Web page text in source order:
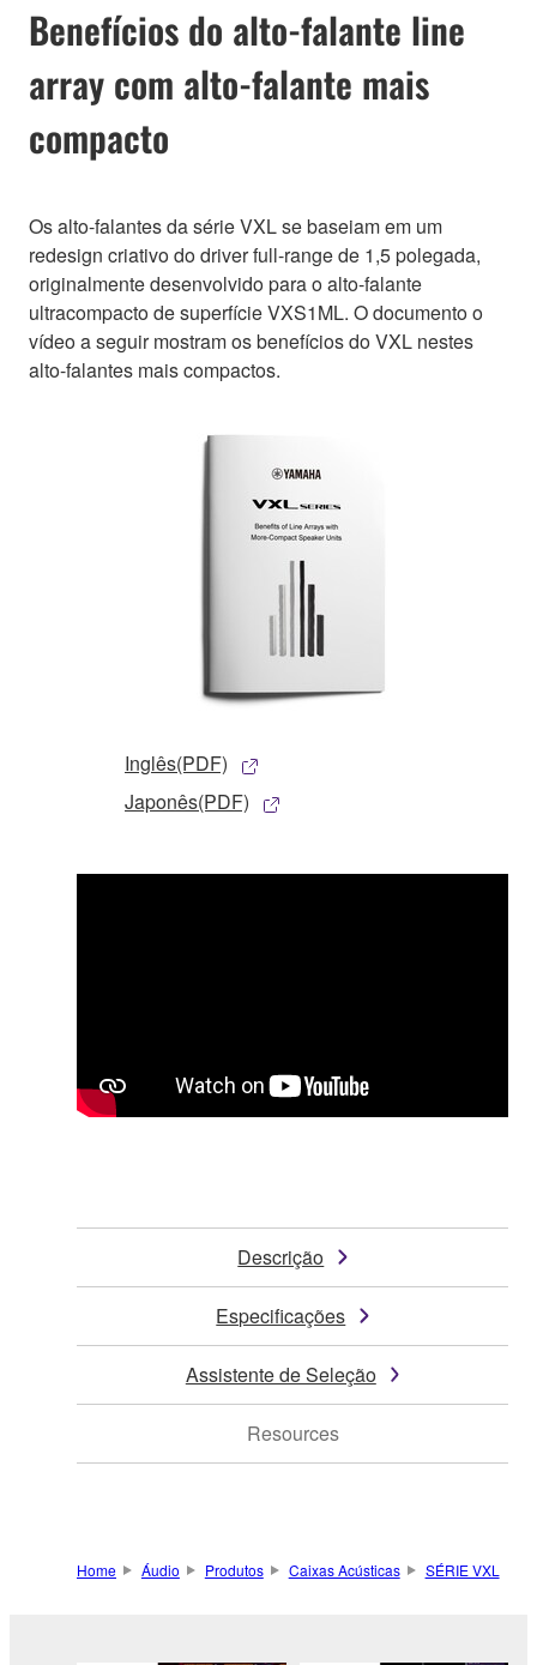
Benefícios do alto-falante line
array com alto-falante mais
compacto
Os alto-falantes da série VXL se baseiam em um
redesign criativo do driver full-range de 1,5 polegada,
originalmente desenvolvido para o alto-falante
ultracompacto de superfície VXS1ML. O documento o
vídeo a seguir mostram os benefícios do VXL nestes
alto-falantes mais compactos.
Inglês(PDF)
Japonês(PDF)
Descrição
Especificações
Assistente de Seleção
Resources
Home Áudio Produtos Caixas Acústicas SÉRIE VXL